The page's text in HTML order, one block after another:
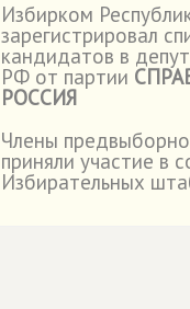
Избирком
зарегистрировал
кандидатов в
РФ от партии
РОССИЯ
Члены
приняли участие в
Избирательных